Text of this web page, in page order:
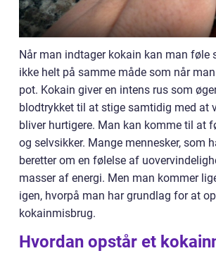
Når man indtager kokain kan man føle
ikke helt på samme måde som når
pot. Kokain giver en intens rus som
blodtrykket til at stige samtidig med at
bliver hurtigere. Man kan komme til at
og selvsikker. Mange mennesker, som
beretter om en følelse af
masser af energi. Men man kommer
igen, hvorpå man har grundlag for at
kokainmisbrug.
Hvordan opstår et